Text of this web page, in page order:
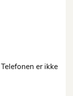
er ikke